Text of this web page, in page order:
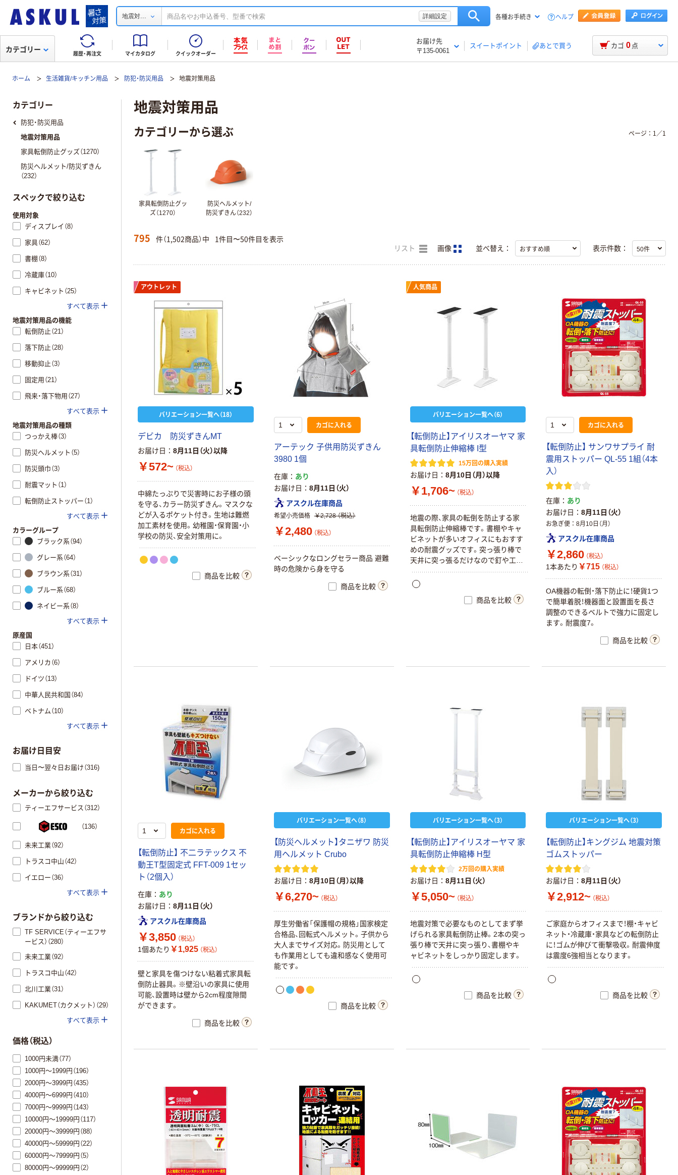
地震対... 詳細設定 各種お手続き ヘルプ
履歴・再注文 マイカタログ クイックオーダー
お届け先
〒135-0061
スイートポイント あとで買う
カテゴリー カゴ 0 点
ホーム 生活雑貨/キッチン用品 防犯・防災用品 地震対策用品
地震対策用品
カテゴリーから選ぶ
家具転倒防止グッ
ズ（1270）
防災ヘルメット/
防災ずきん（232）
ページ： 1 ／1
795 件（1,502商品）中 1件目〜50件目を表示
リスト 画像 並べ替え： 表示件数：
アウトレット
バリエーション一覧へ（18）
デビカ 防災ずきんMT
お届け日 8月11日（火）以降
￥572~ （税込）
中綿たっぷりで災害時にお子様の頭
を守る、カラー防災ずきん。マスクな
どが入るポケット付き。生地は難燃
加工素材を使用。幼稚園・保育園・小
学校の防災、安全対策用に。
商品を比較
カゴに入れる
アーテック 子供用防災ずきん
3980 1個
在庫
あり
お届け日
8月11日（火）
アスクル在庫商品
希望小売価格 ￥2,728 （税込）
￥2,480 （税込）
ベーシックなロングセラー商品 避難
時の危険から身を守る
商品を比較
人気商品
バリエーション一覧へ（6）
【転倒防止】アイリスオーヤマ 家
具転倒防止伸縮棒 I型
15万回の購入実績
お届け日 8月10日（月）以降
￥1,706~ （税込）
地震の際、家具の転倒を防止する家
具転倒防止伸縮棒です。書棚やキャ
ビネットが多いオフィスにもおすす
めの耐震グッズです。突っ張り棒で
天井に突っ張るだけなので釘や工具
などは必要ありません。公的機関の
振動試験（震度7相当）で転倒防止効
く、揺れても天井と家具をしっかり
商品を比較
カゴに入れる
【転倒防止】 サンワサプライ 耐
震用ストッパー QL-55 1組（4本
入）
在庫
あり
お届け日
8月11日（火）
お急ぎ便 8月10日（月）
アスクル在庫商品
￥2,860 （税込）
1本あたり ￥715 （税込）
OA機器の転倒・落下防止に！硬貨1つ
で簡単着脱！機器面と設置面を長さ
調整のできるベルトで強力に固定し
ます。耐震度7。
商品を比較
カゴに入れる
【転倒防止】 不二ラテックス 不
動王T型固定式 FFT-009 1セッ
ト（2個入）
在庫
あり
お届け日
8月11日（火）
アスクル在庫商品
￥3,850 （税込）
1個あたり ￥1,925 （税込）
壁と家具を傷つけない粘着式家具転
倒防止器具。※壁沿いの家具に使用
可能、設置時は壁から2cm程度隙間
ができます。
商品を比較
バリエーション一覧へ（8）
【防災ヘルメット】タニザワ 防災
用ヘルメット Crubo
お届け日 8月10日（月）以降
￥6,270~ （税込）
厚生労働省「保護帽の規格」国家検定
合格品、回転式ヘルメット。子供から
大人までサイズ対応。防災用として
も作業用としても違和感なく使用可
能です。
商品を比較
バリエーション一覧へ（3）
【転倒防止】アイリスオーヤマ 家
具転倒防止伸縮棒 H型
2万回の購入実績
お届け日 8月11日（火）
￥5,050~ （税込）
地震対策で必要なものとしてまず挙
げられる家具転倒防止棒。2本の突っ
張り棒で天井に突っ張り、書棚やキ
ャビネットをしっかり固定します。
商品を比較
バリエーション一覧へ（3）
【転倒防止】キングジム 地震対策
ゴムストッパー
お届け日 8月11日（火）
￥2,912~ （税込）
ご家庭からオフィスまで！棚・キャビ
ネット・冷蔵庫・家具などの転倒防止
に！ゴムが伸びて衝撃吸収。耐震伸度
は震度6強相当となります。
商品を比較
カテゴリー
防犯・防災用品
地震対策用品
家具転倒防止グッズ（1270）
防災ヘルメット/防災ずきん
（232）
スペックで絞り込む
使用対象
ディスプレイ（8）
家具（62）
書棚（8）
冷蔵庫（10）
キャビネット（25）
すべて表示
地震対策用品の機能
転倒防止（21）
落下防止（28）
移動抑止（3）
固定用（21）
飛来・落下物用（27）
すべて表示
地震対策用品の種類
つっかえ棒（3）
防災ヘルメット（5）
防災頭巾（3）
耐震マット（1）
転倒防止ストッパー（1）
すべて表示
カラーグループ
ブラック系（94）
グレー系（64）
ブラウン系（31）
ブルー系（68）
ネイビー系（8）
すべて表示
原産国
日本（451）
アメリカ（6）
ドイツ（13）
中華人民共和国（84）
ベトナム（10）
すべて表示
お届け日目安
当日〜翌々日お届け（316)
メーカーから絞り込む
ティーエフサービス（312）
（136）
未来工業（92）
トラスコ中山（42）
イエロー（36）
すべて表示
ブランドから絞り込む
TF SERVICE（ティーエフサ
ービス）（280）
未来工業（92）
トラスコ中山（42）
北川工業（31）
KAKUMET（カクメット）（29）
すべて表示
価格（税込）
1000円未満（77）
1000円～1999円（196）
2000円～3999円（435）
4000円～6999円（410）
7000円～9999円（143）
10000円～19999円（117）
20000円～39999円（88）
40000円～59999円（22）
60000円～79999円（5）
80000円～99999円（2）